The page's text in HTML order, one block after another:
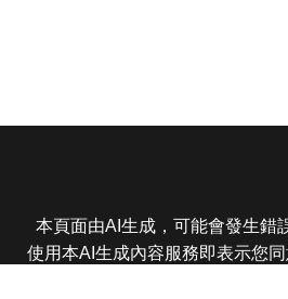
本頁面由AI生成，可能會發生錯
使用本AI生成內容服務即表示您